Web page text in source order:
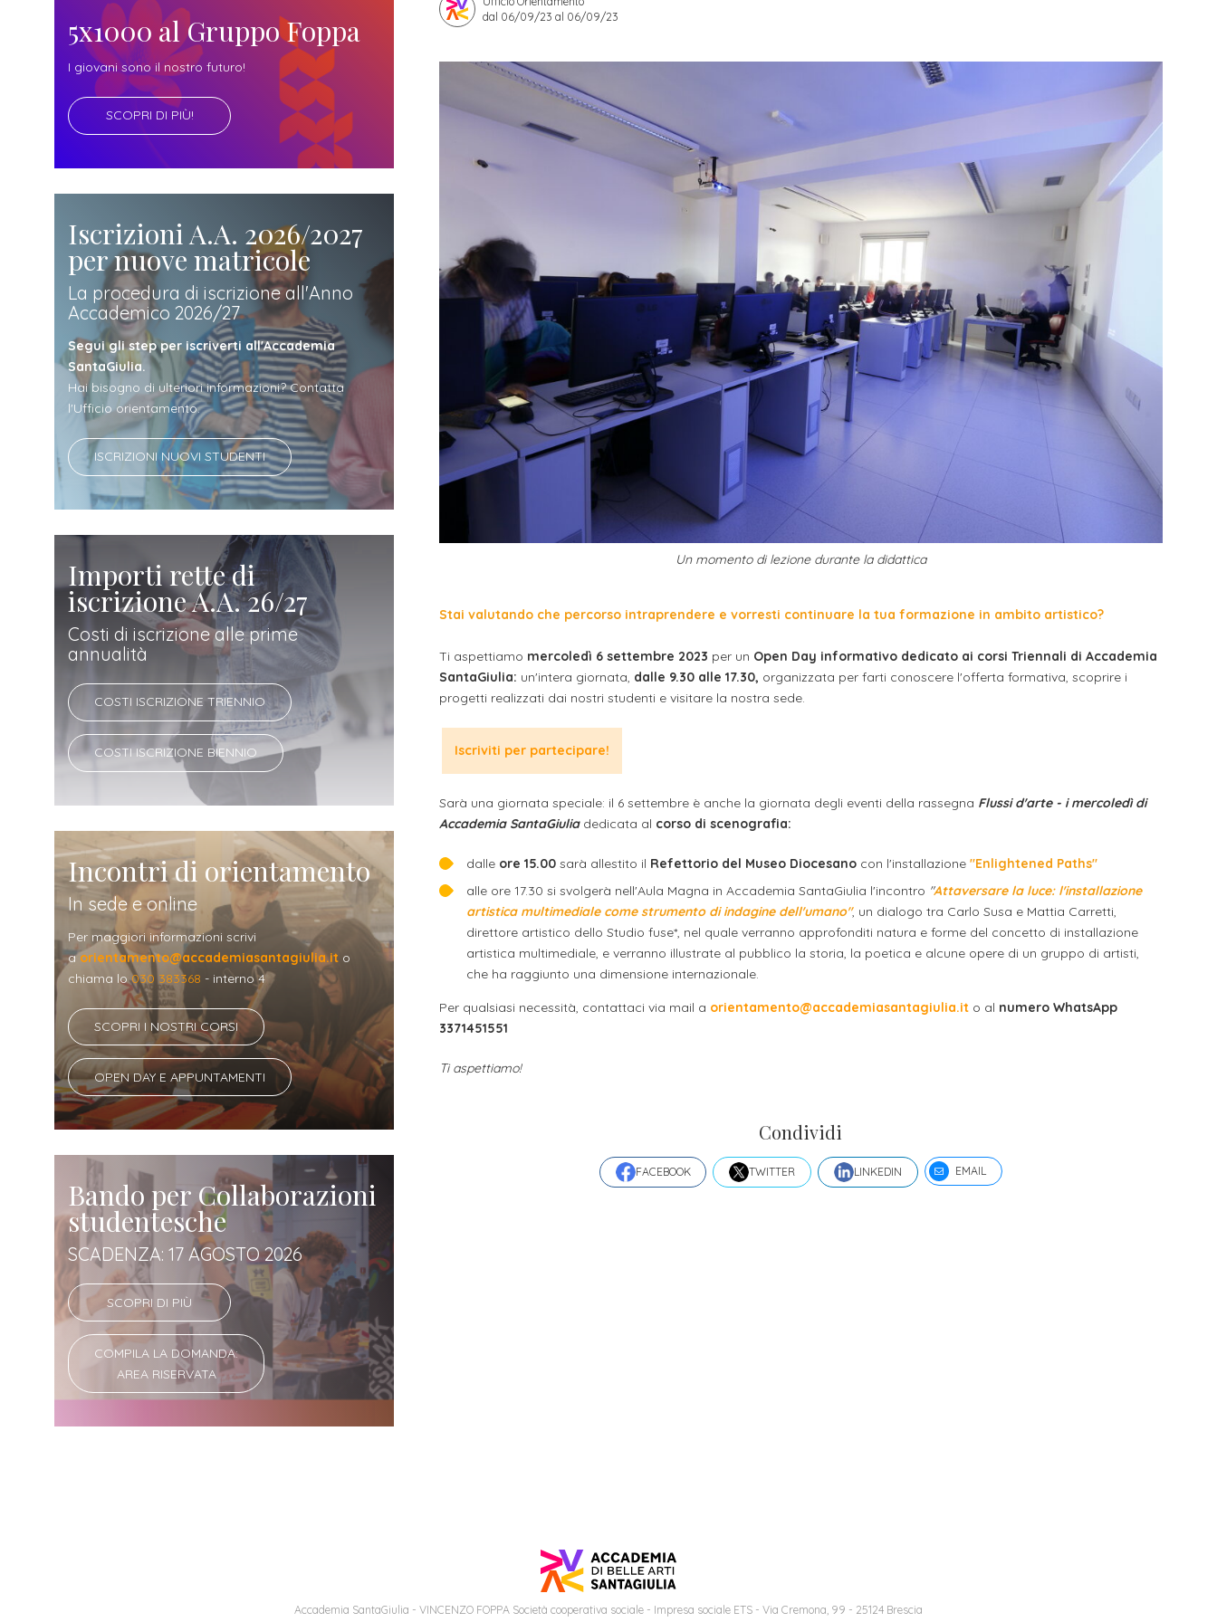
futuro
studente
genitore
di uno
studente
studente
iscritto
docente
referente
d'azienda
5x1000 al Gruppo Foppa
I giovani sono il nostro futuro!
SCOPRI DI PIÙ!
Iscrizioni A.A. 2026/2027
per nuove matricole
La procedura di iscrizione all'Anno
Accademico 2026/27
Segui gli step per iscriverti all'Accademia
SantaGiulia.
Hai bisogno di ulteriori informazioni? Contatta
l'Ufficio orientamento.
ISCRIZIONI NUOVI STUDENTI
Importi rette di
iscrizione A.A. 26/27
Costi di iscrizione alle prime
annualità
COSTI ISCRIZIONE TRIENNIO
COSTI ISCRIZIONE BIENNIO
Incontri di orientamento
In sede e online
Per maggiori informazioni scrivi
aorientamento@accademiasantagiulia.it o
chiama lo030 383368 - interno 4
SCOPRI I NOSTRI CORSI
OPEN DAY E APPUNTAMENTI
Bando per Collaborazioni
studentesche
SCADENZA: 17 AGOSTO 2026
SCOPRI DI PIÙ
COMPILA LA DOMANDA:
AREA RISERVATA
dal 06/09/23 al 06/09/23
Un momento di lezione durante la didattica
Stai valutando che percorso intraprendere e vorresti continuare la tua formazione in ambito artistico?
Ti aspettiamo mercoledì 6 settembre 2023 per un Open Day informativo dedicato ai corsi Triennali di Accademia
SantaGiulia: un'intera giornata, dalle 9.30 alle 17.30, organizzata per farti conoscere l'offerta formativa, scoprire i
progetti realizzati dai nostri studenti e visitare la nostra sede.
Iscriviti per partecipare!
Sarà una giornata speciale: il 6 settembre è anche la giornata degli eventi della rassegna Flussi d'arte - i mercoledì di
Accademia SantaGiulia dedicata al corso di scenografia:
dalle ore 15.00sarà allestito il Refettorio del Museo Diocesanocon l'installazione "Enlightened Paths"
alle ore 17.30 si svolgerà nell'Aula Magna in Accademia SantaGiulia l'incontro "Attaversare la luce: l'installazione
artistica multimediale come strumento di indagine dell'umano", un dialogo tra Carlo Susa e Mattia Carretti,
direttore artistico dello Studio fuse*, nel quale verranno approfonditi natura e forme del concetto di installazione
artistica multimediale, e verranno illustrate al pubblico la storia, la poetica e alcune opere di un gruppo di artisti,
che ha raggiunto una dimensione internazionale.
Per qualsiasi necessità, contattaci via mail a orientamento@accademiasantagiulia.ito al numero WhatsApp
3371451551
Ti aspettiamo!
Condividi
FACEBOOK TWITTER LINKEDIN EMAIL
Accademia SantaGiulia - VINCENZO FOPPA Società cooperativa sociale - Impresa sociale ETS - Via Cremona, 99 - 25124 Brescia